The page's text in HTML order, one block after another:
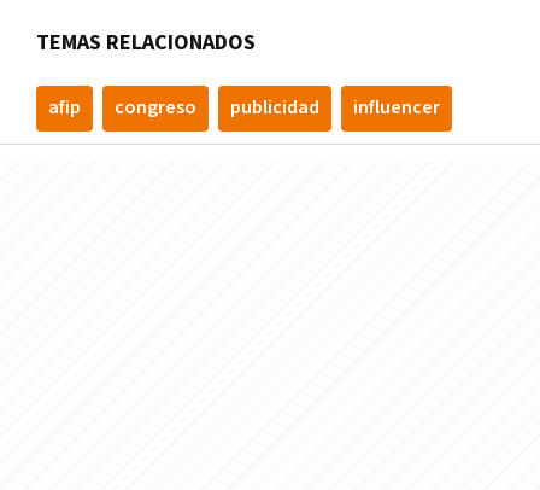
TEMAS RELACIONADOS
afip congreso publicidad influencer